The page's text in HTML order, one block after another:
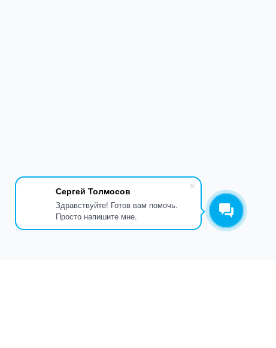
Сергей Толмосов
Здравствуйте! Готов вам помочь.
Просто напишите мне.